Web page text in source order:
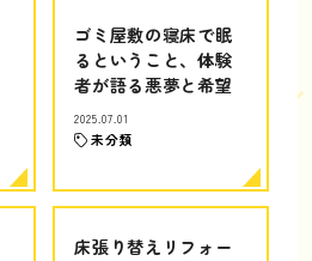
ゴミ屋敷の寝床で眠
るということ、体験
者が語る悪夢と希望
2025.07.01
未分類
床張り替えリフォー